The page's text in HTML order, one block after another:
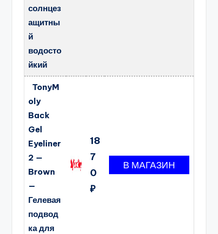
солнцез
ащитны
й
водосто
йкий
TonyM
oly
Back
Gel
Eyeliner
2 —
Brown
—
Гелевая
подвод
ка для
18
7
0
₽